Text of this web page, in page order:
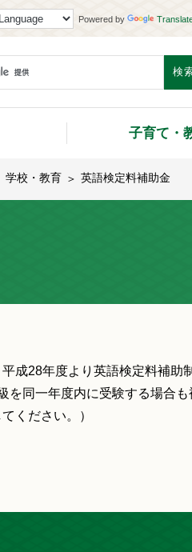
Powered by
子育て・
学校・教育 英語検定料補助金
成28年度より英語検定料補助
を同一年度内に受験する場合も
ください。）